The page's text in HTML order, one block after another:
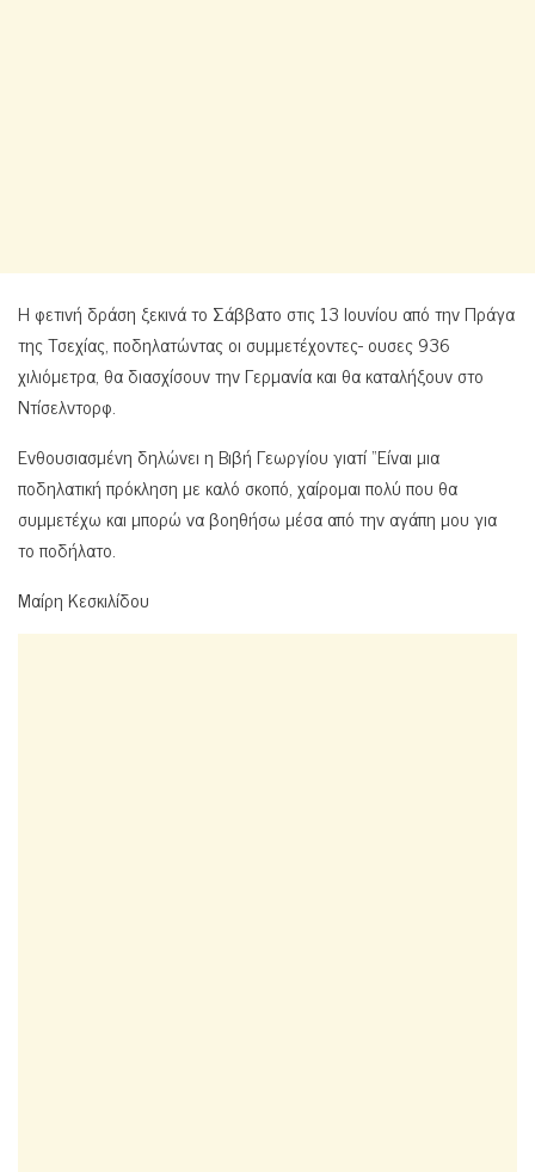
Η φετινή δράση ξεκινά το Σάββατο στις 13 Ιουνίου από την Πράγα
της Τσεχίας, ποδηλατώντας οι συμμετέχοντες- ουσες 936
χιλιόμετρα, θα διασχίσουν την Γερμανία και θα καταλήξουν στο
Ντίσελντορφ.
Ενθουσιασμένη δηλώνει η Βιβή Γεωργίου γιατί “Είναι μια
ποδηλατική πρόκληση με καλό σκοπό, χαίρομαι πολύ που θα
συμμετέχω και μπορώ να βοηθήσω μέσα από την αγάπη μου για
το ποδήλατο.
Μαίρη Κεσκιλίδου